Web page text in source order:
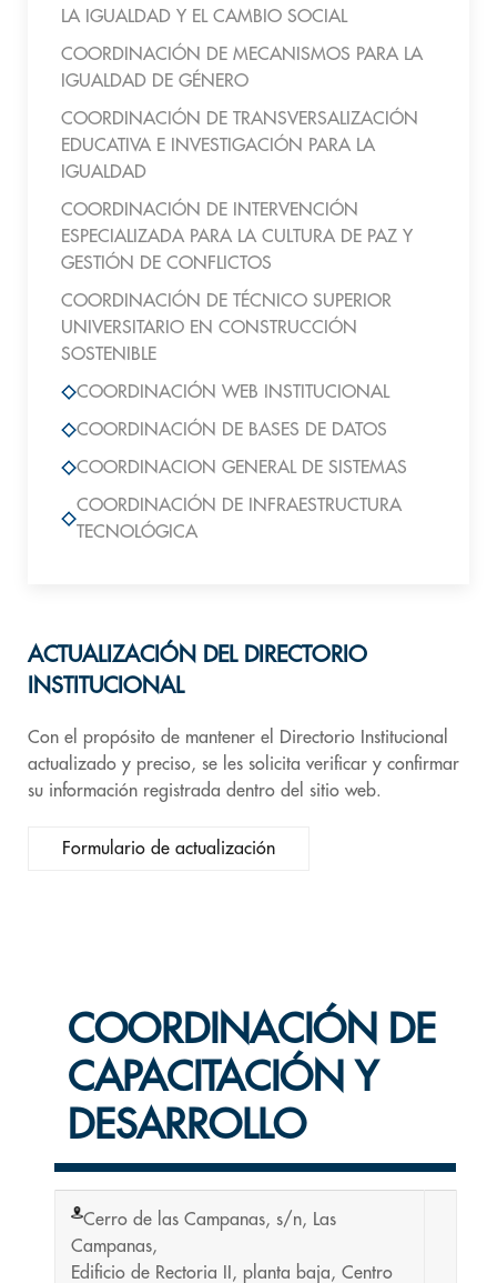
LA IGUALDAD Y EL CAMBIO SOCIAL
COORDINACIÓN DE MECANISMOS PARA LA
IGUALDAD DE GÉNERO
COORDINACIÓN DE TRANSVERSALIZACIÓN
EDUCATIVA E INVESTIGACIÓN PARA LA
IGUALDAD
COORDINACIÓN DE INTERVENCIÓN
ESPECIALIZADA PARA LA CULTURA DE PAZ Y
GESTIÓN DE CONFLICTOS
COORDINACIÓN DE TÉCNICO SUPERIOR
UNIVERSITARIO EN CONSTRUCCIÓN
SOSTENIBLE
COORDINACIÓN WEB INSTITUCIONAL
COORDINACIÓN DE BASES DE DATOS
COORDINACION GENERAL DE SISTEMAS
COORDINACIÓN DE INFRAESTRUCTURA
TECNOLÓGICA
ACTUALIZACIÓN DEL DIRECTORIO
INSTITUCIONAL
Con el propósito de mantener el Directorio Institucional
actualizado y preciso, se les solicita verificar y confirmar
su información registrada dentro del sitio web.
Formulario de actualización
COORDINACIÓN DE
CAPACITACIÓN Y
DESARROLLO
Cerro de las Campanas, s/n, Las
Campanas,
Edificio de Rectoria II, planta baja, Centro